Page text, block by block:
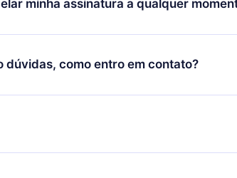
momento através do nosso aplicativo
minha assinatura a qualquer
por não renovar sua assinatura do 12min,
e o próximo ciclo de cobrança não
dúvidas, como entro em contato?
para entrar em contato por